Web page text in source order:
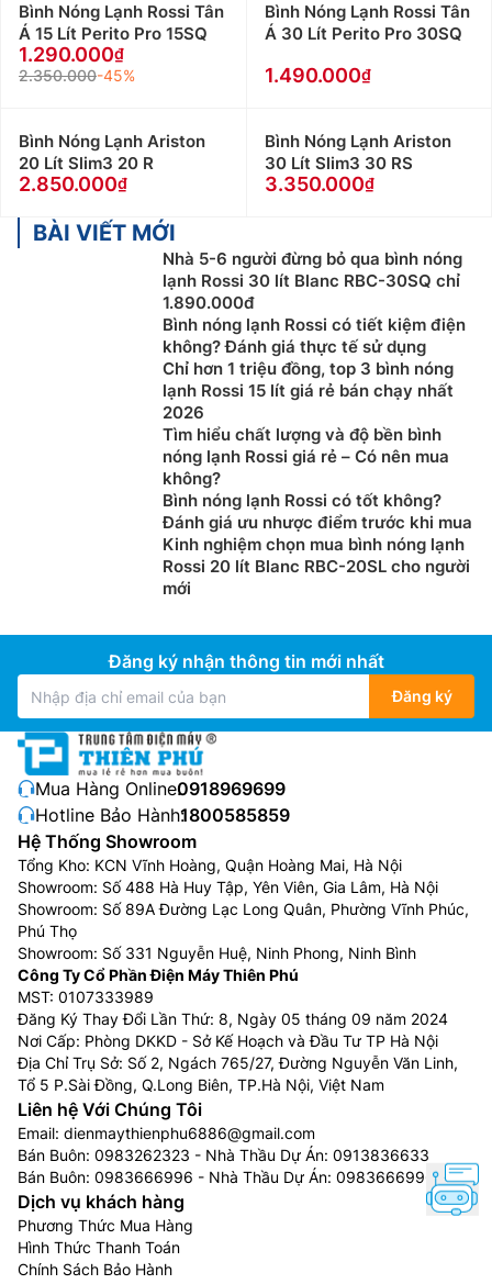
Bình Nóng Lạnh Rossi Tân
Á 15 Lít Perito Pro 15SQ
1.290.000
2.350.000-45%
Bình Nóng Lạnh Rossi Tân
Á 30 Lít Perito Pro 30SQ
1.490.000
Bình Nóng Lạnh Ariston
20 Lít Slim3 20 R
2.850.000
Bình Nóng Lạnh Ariston
30 Lít Slim3 30 RS
3.350.000
BÀI VIẾT MỚI
Nhà 5-6 người đừng bỏ qua bình nóng
lạnh Rossi 30 lít Blanc RBC-30SQ chỉ
1.890.000đ
Bình nóng lạnh Rossi có tiết kiệm điện
không? Đánh giá thực tế sử dụng
Chỉ hơn 1 triệu đồng, top 3 bình nóng
lạnh Rossi 15 lít giá rẻ bán chạy nhất
2026
Tìm hiểu chất lượng và độ bền bình
nóng lạnh Rossi giá rẻ – Có nên mua
không?
Bình nóng lạnh Rossi có tốt không?
Đánh giá ưu nhược điểm trước khi mua
Kinh nghiệm chọn mua bình nóng lạnh
Rossi 20 lít Blanc RBC-20SL cho người
mới
Đăng ký nhận thông tin mới nhất
Đăng ký
Mua Hàng Online:0918969699
Hotline Bảo Hành:1800585859
Hệ Thống Showroom
Tổng Kho: KCN Vĩnh Hoàng, Quận Hoàng Mai, Hà Nội
Showroom: Số 488 Hà Huy Tập, Yên Viên, Gia Lâm, Hà Nội
Showroom: Số 89A Đường Lạc Long Quân, Phường Vĩnh Phúc,
Phú Thọ
Showroom: Số 331 Nguyễn Huệ, Ninh Phong, Ninh Bình
Công Ty Cổ Phần Điện Máy Thiên Phú
MST: 0107333989
Đăng Ký Thay Đổi Lần Thứ: 8, Ngày 05 tháng 09 năm 2024
Nơi Cấp: Phòng DKKD - Sở Kế Hoạch và Đầu Tư TP Hà Nội
Địa Chỉ Trụ Sở: Số 2, Ngách 765/27, Đường Nguyễn Văn Linh,
Tổ 5 P.Sài Đồng, Q.Long Biên, TP.Hà Nội, Việt Nam
Liên hệ Với Chúng Tôi
Email: dienmaythienphu6886@gmail.com
Bán Buôn: 0983262323 - Nhà Thầu Dự Án: 0913836633
Bán Buôn: 0983666996 - Nhà Thầu Dự Án: 0983666996
Dịch vụ khách hàng
Phương Thức Mua Hàng
Hình Thức Thanh Toán
Chính Sách Bảo Hành